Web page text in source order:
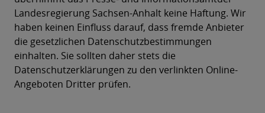
Landesregierung Sachsen-Anhalt keine Haftung. Wir
haben keinen Einfluss darauf, dass fremde Anbieter
die gesetzlichen Datenschutzbestimmungen
einhalten. Sie sollten daher stets die
Datenschutzerklärungen zu den verlinkten Online-
Angeboten Dritter prüfen.